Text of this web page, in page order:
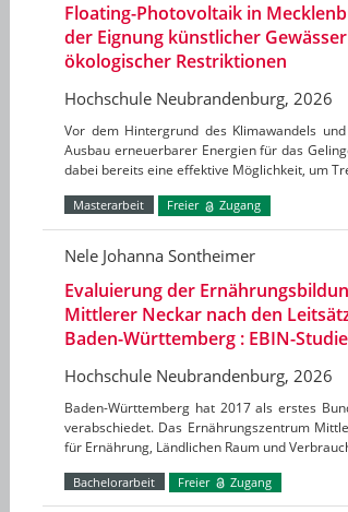
Floating-Photovoltaik in
der Eignung künstlicher
ökologischer Restriktionen
Hochschule Neubrandenburg, 2026
Vor dem Hintergrund des Klimawandels
Ausbau erneuerbarer Energien für das
dabei bereits eine effektive Möglichkeit, um
Masterarbeit Freier Zugang
Nele Johanna Sontheimer
Evaluierung der
Mittlerer Neckar nach den
Baden-Württemberg : EBIN-Studie
Hochschule Neubrandenburg, 2026
Baden-Württemberg hat 2017 als erstes
verabschiedet. Das Ernährungszentrum
für Ernährung, Ländlichen Raum und
Bachelorarbeit Freier Zugang